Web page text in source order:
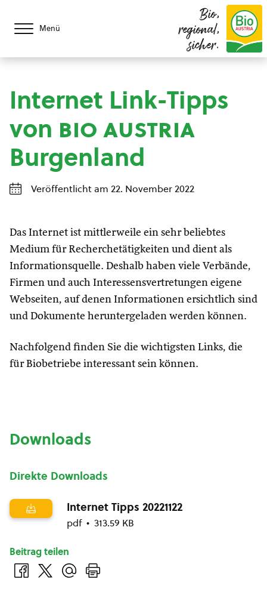
Menü
Bio,
regional,
sicher.
Internet Link-Tipps
von bio austria
Burgenland
Veröffentlicht am 22. November 2022
Das Internet ist mittlerweile ein sehr beliebtes
Medium für Recherchetätigkeiten und dient als
Informationsquelle. Deshalb haben viele Verbände,
Firmen und auch Interessensvertretungen eigene
Webseiten, auf denen Informationen ersichtlich sind
und Dokumente heruntergeladen werden können.
Nachfolgend finden Sie die wichtigsten Links, die
für Biobetriebe interessant sein können.
Downloads
Direkte Downloads
Internet Tipps 20221122
pdf 313.59 KB
Beitrag teilen